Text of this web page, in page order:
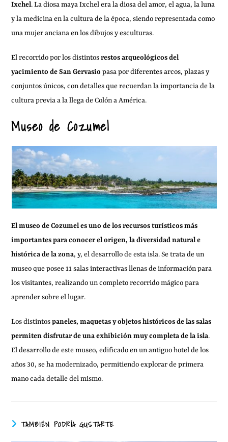
Ixchel. La diosa maya Ixchel era la diosa del amor, el agua, la luna
y la medicina en la cultura de la época, siendo representada como
una mujer anciana en los dibujos y esculturas.
El recorrido por los distintosrestos arqueológicos del
yacimiento de San Gervasiopasa por diferentes arcos, plazas y
conjuntos únicos, con detalles que recuerdan la importancia de la
cultura previa a la llega de Colón a América.
Museo de Cozumel
El museo de Cozumel es uno de los recursos turísticos más
importantes para conocer el origen, la diversidad natural e
histórica de la zona, y, el desarrollo de esta isla. Se trata de un
museo que posee 11 salas interactivas llenas de información para
los visitantes, realizando un completo recorrido mágico para
aprender sobre el lugar.
Los distintospaneles, maquetas y objetos históricos de las salas
permiten disfrutar de una exhibición muy completa de la isla.
El desarrollo de este museo, edificado en un antiguo hotel de los
años 30, se ha modernizado, permitiendo explorar de primera
mano cada detalle del mismo.
TAMBIÉN PODRÍA GUSTARTE